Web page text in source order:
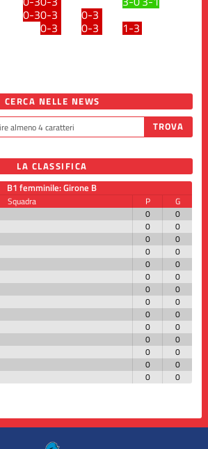
0-30-3 0-3
0-3 0-3
1-3
CERCA NELLE NEWS
LA CLASSIFICA
B1 femminile: Girone B
Squadra P
G
0
0
0
0
0
0
0
0
0
0
0
0
0
0
0
0
0
0
0
0
0
0
0
0
0
0
0 0